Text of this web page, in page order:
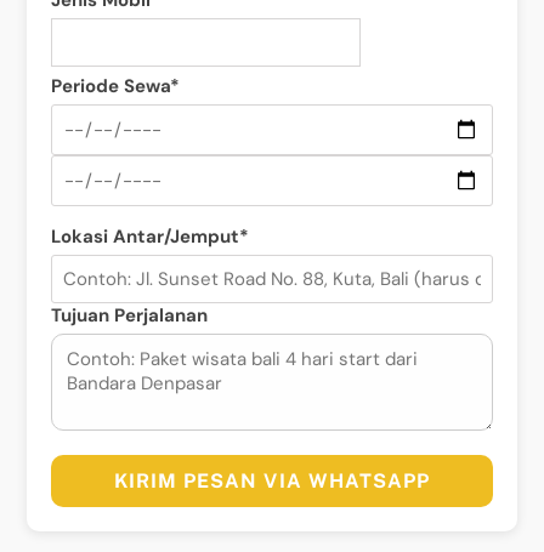
Periode Sewa*
Lokasi Antar/Jemput*
Tujuan Perjalanan
KIRIM PESAN VIA WHATSAPP